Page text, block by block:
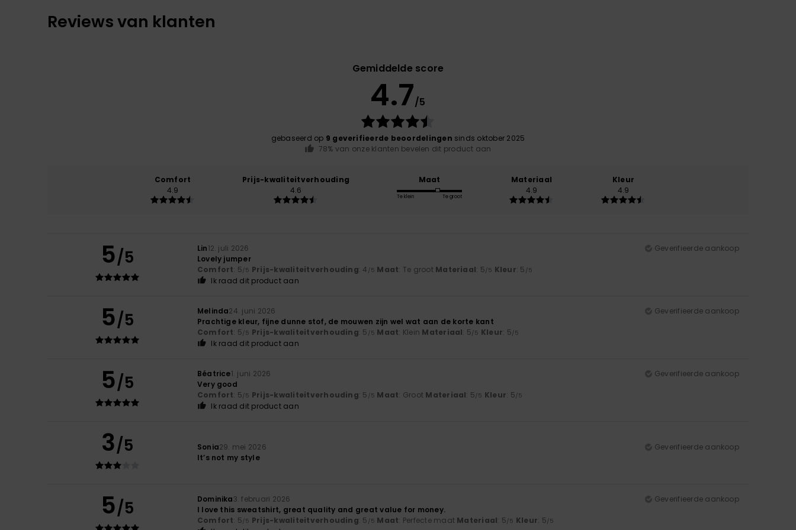
Reviews van klanten
Gemiddelde score
4.7/5
gebaseerd op 9 geverifieerde beoordelingen sinds oktober 2025
78% van onze klanten bevelen dit product aan
Comfort
4.9
Prijs-kwaliteitverhouding
4.6
Maat
Te klein Te groot
Materiaal
4.9
Kleur
4.9
5/5 Lin12. juli 2026
Geverifieerde aankoop
Lovely jumper
Comfort: 5/5 Prijs-kwaliteitverhouding: 4 /5 Maat: Te groot Materiaal: 5/5 Kleur: 5 /5
Ik raad dit product aan
5/5 Melinda24. juni 2026
Geverifieerde aankoop
Prachtige kleur, fijne dunne stof, de mouwen zijn wel wat aan de korte kant
Comfort: 5/5 Prijs-kwaliteitverhouding: 5 /5 Maat: Klein Materiaal: 5/5 Kleur: 5/5
Ik raad dit product aan
5/5 Béatrice1. juni 2026
Geverifieerde aankoop
Very good
Comfort: 5/5 Prijs-kwaliteitverhouding: 5 /5 Maat: Groot Materiaal: 5/5 Kleur: 5/5
Ik raad dit product aan
3/5 Sonia29. mei 2026
Geverifieerde aankoop
It’s not my style
5/5 Dominika3. februari 2026
Geverifieerde aankoop
I love this sweatshirt, great quality and great value for money.
Comfort: 5/5 Prijs-kwaliteitverhouding: 5 /5 Maat: Perfecte maat Materiaal: 5/5 Kleur: 5/5